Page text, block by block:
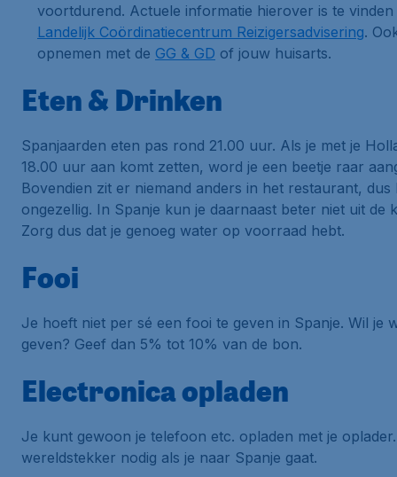
voortdurend. Actuele informatie hierover is te vinden
Landelijk Coördinatiecentrum Reizigersadvisering.
opnemen met de GG & GD of jouw huisarts.
Eten & Drinken
Spanjaarden eten pas rond 21.00 uur. Als je met je
18.00 uur aan komt zetten, word je een beetje raar
Bovendien zit er niemand anders in het restaurant, dus
ongezellig. In Spanje kun je daarnaast beter niet uit de
Zorg dus dat je genoeg water op voorraad hebt.
Fooi
Je hoeft niet per sé een fooi te geven in Spanje. Wil je
geven? Geef dan 5% tot 10% van de bon.
Electronica opladen
Je kunt gewoon je telefoon etc. opladen met je
wereldstekker nodig als je naar Spanje gaat.